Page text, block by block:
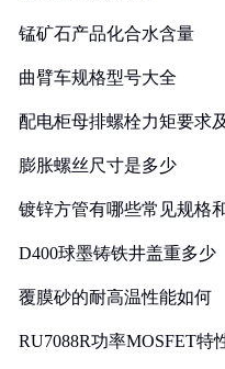
锰矿石产品化合水含量
曲臂车规格型号大全
配电柜母排螺栓力矩要求
膨胀螺丝尺寸是多少
镀锌方管有哪些常见规格
D400球墨铸铁井盖重多少
覆膜砂的耐高温性能如何
RU7088R功率MOSFET